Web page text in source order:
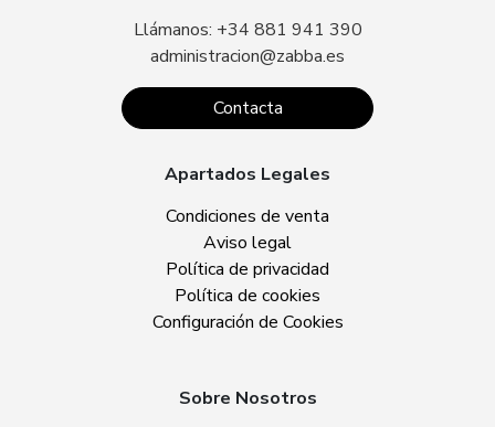
Llámanos: +34 881 941 390
administracion@zabba.es
Contacta
Apartados Legales
Condiciones de venta
Aviso legal
Política de privacidad
Política de cookies
Configuración de Cookies
Sobre Nosotros